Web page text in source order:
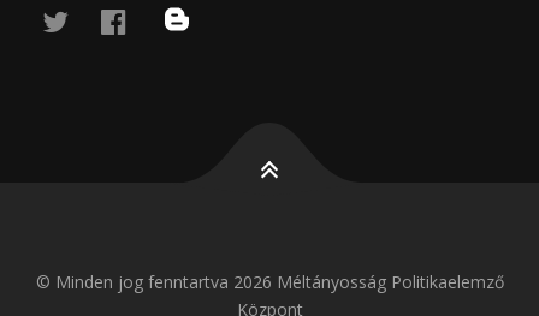
twitterfacebook
blog
© Minden jog fenntartva 2026 Méltányosság Politikaelemző
Központ